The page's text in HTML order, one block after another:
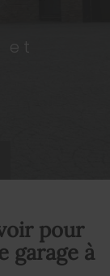
et
pour
garage à